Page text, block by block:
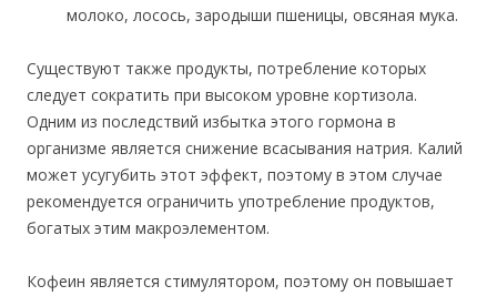
молоко, лосось, зародыши пшеницы, овсяная мука.
Существуют также продукты, потребление которых
следует сократить при высоком уровне кортизола.
Одним из последствий избытка этого гормона в
организме является снижение всасывания натрия. Калий
может усугубить этот эффект, поэтому в этом случае
рекомендуется ограничить употребление продуктов,
богатых этим макроэлементом.
Кофеин является стимулятором, поэтому он повышает